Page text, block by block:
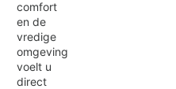
comfort
en de
vredige
omgeving
voelt u
direct